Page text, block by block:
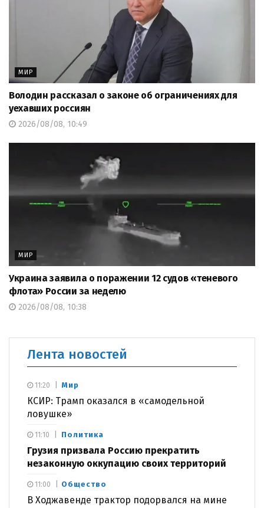
МИР
Володин рассказал о законе об ограничениях для
уехавших россиян
2026/08/08, 10:49
МИР
Украина заявила о поражении 12 судов «теневого
флота» России за неделю
2026/08/08, 10:38
Лента новостей
Мир
КСИР: Трамп оказался в «самодельной
ловушке»
11:20
Политика
Грузия призвала Россию прекратить
незаконную оккупацию своих территорий
11:10
Общество
В Ходжавенде трактор подорвался на мине
11:00